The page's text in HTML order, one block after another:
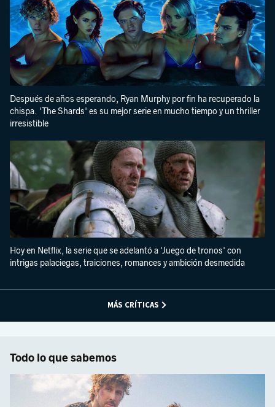
Después de años esperando, Ryan Murphy por fin ha recuperado la
chispa. 'The Shards' es su mejor serie en mucho tiempo y un thriller
irresistible
Hoy en Netflix, la serie que se adelantó a 'Juego de tronos' con
intrigas palaciegas, traiciones, romances y ambición desmedida
MÁS CRÍTICAS
Todo lo que sabemos